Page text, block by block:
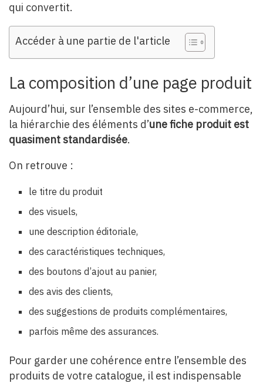
qui convertit.
Accéder à une partie de l'article
La composition d’une page produit
Aujourd’hui, sur l’ensemble des sites e-commerce,
la hiérarchie des éléments d’une fiche produit est
quasiment standardisée.
On retrouve :
le titre du produit
des visuels,
une description éditoriale,
des caractéristiques techniques,
des boutons d’ajout au panier,
des avis des clients,
des suggestions de produits complémentaires,
parfois même des assurances.
Pour garder une cohérence entre l’ensemble des
produits de votre catalogue, il est indispensable